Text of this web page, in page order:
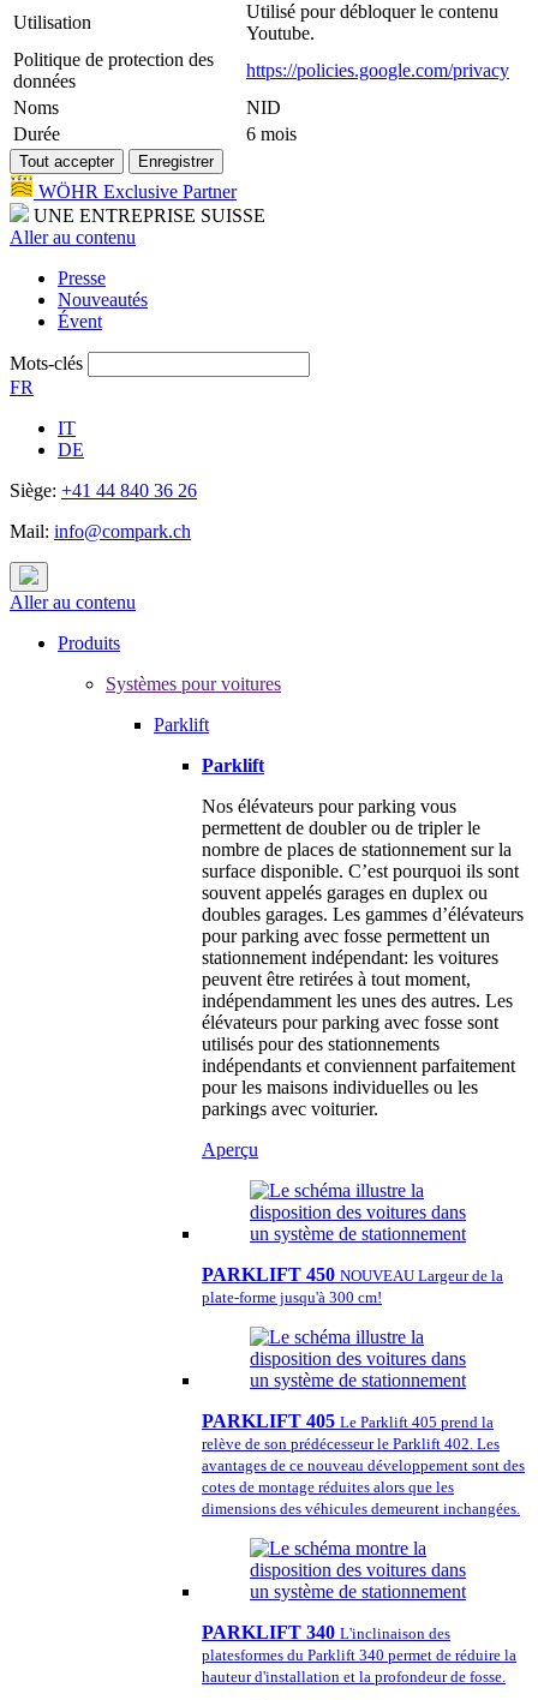
Utilisation
Utilisé pour débloquer le contenu
Youtube.
Politique de protection des
données
https://policies.google.com/privacy
Noms
NID
Durée
6 mois
WÖHR Exclusive Partner
UNE ENTREPRISE SUISSE
Aller au contenu
Presse
Nouveautés
Évent
Mots-clés
FR
IT
DE
Siège: +41 44 840 36 26
Mail: info@compark.ch
Aller au contenu
Produits
Systèmes pour voitures
Parklift
Parklift
Nos élévateurs pour parking vous
permettent de doubler ou de tripler le
nombre de places de stationnement sur la
surface disponible. C’est pourquoi ils sont
souvent appelés garages en duplex ou
doubles garages. Les gammes d’élévateurs
pour parking avec fosse permettent un
stationnement indépendant: les voitures
peuvent être retirées à tout moment,
indépendamment les unes des autres. Les
élévateurs pour parking avec fosse sont
utilisés pour des stationnements
indépendants et conviennent parfaitement
pour les maisons individuelles ou les
parkings avec voiturier.
Aperçu
PARKLIFT 450 NOUVEAU Largeur de la
plate-forme jusqu'à 300 cm!
PARKLIFT 405 Le Parklift 405 prend la
relève de son prédécesseur le Parklift 402. Les
avantages de ce nouveau développement sont des
cotes de montage réduites alors que les
dimensions des véhicules demeurent inchangées.
PARKLIFT 340 L'inclinaison des
platesformes du Parklift 340 permet de réduire la
hauteur d'installation et la profondeur de fosse.